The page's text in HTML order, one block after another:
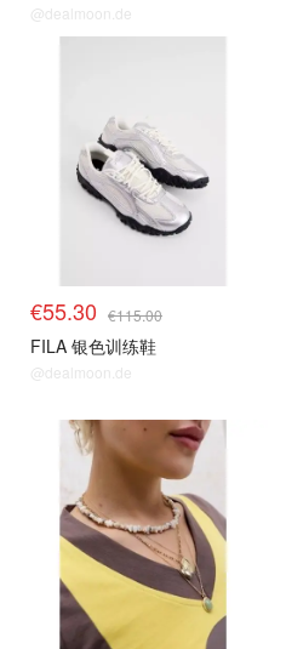
@dealmoon.de
€55.30 €115.00
FILA 银色训练鞋
@dealmoon.de